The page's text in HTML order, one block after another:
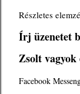
Részletes
Írj üzenetet
Zsolt vagyok
Facebook